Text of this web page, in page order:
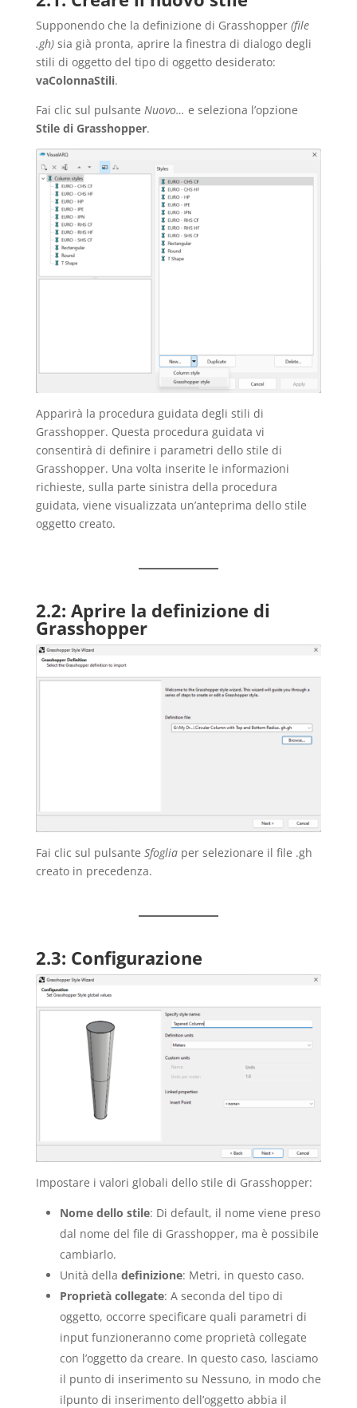
Supponendo che la definizione di Grasshopper (file
.gh)sia già pronta, aprire la finestra di dialogo degli
stili di oggetto del tipo di oggetto desiderato:
vaColonnaStili.
Fai clic sul pulsante Nuovo… e seleziona l’opzione
Stile di Grasshopper.
Apparirà la procedura guidata degli stili di
Grasshopper. Questa procedura guidata vi
consentirà di definire i parametri dello stile di
Grasshopper. Una volta inserite le informazioni
richieste, sulla parte sinistra della procedura
guidata, viene visualizzata un’anteprima dello stile
oggetto creato.
2.2: Aprire la definizione di
Grasshopper
Fai clic sul pulsante Sfogliaper selezionare il file .gh
creato in precedenza.
2.3: Configurazione
Impostare i valori globali dello stile di Grasshopper:
Nome dello stile: Di default, il nome viene preso
dal nome del file di Grasshopper, ma è possibile
cambiarlo.
Unità della definizione: Metri, in questo caso.
Proprietà collegate: A seconda del tipo di
oggetto, occorre specificare quali parametri di
input funzioneranno come proprietà collegate
con l’oggetto da creare. In questo caso, lasciamo
il punto di inserimento su Nessuno, in modo che
ilpunto di inserimento dell’oggetto abbia il